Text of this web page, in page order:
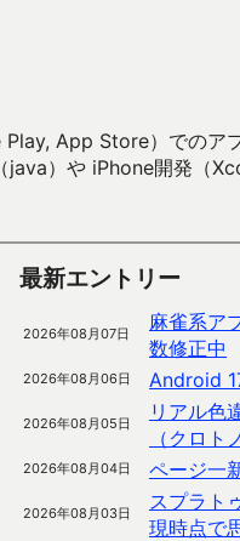
App Store）でのア
java）や iPhone開発（
最新エントリー
2026年08月07日
麻雀系ア
数修正中
2026年08月06日 Android
2026年08月05日
リアル色
（クロト
2026年08月04日 ページ一
2026年08月03日
スプラト
現時点で